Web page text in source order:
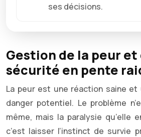
ses décisions.
Gestion de la peur et
sécurité en pente
La peur est une réaction saine et
danger potentiel. Le problème
même, mais la paralysie qu’elle
c’est laisser l’instinct de survie